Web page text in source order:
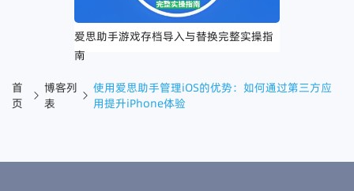
爱思助手游戏存档导入与替换完整实操指
南
首
页
博客列
表
使用爱思助手管理iOS的优势：如何通过第三方应
用提升iPhone体验